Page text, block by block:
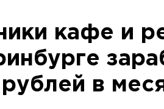
кафе и
в